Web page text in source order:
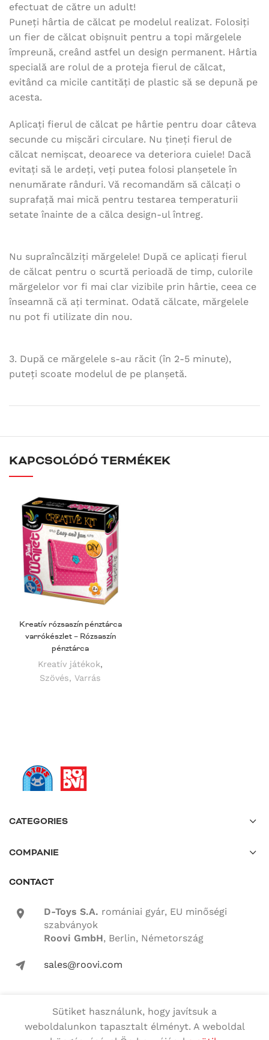
efectuat de către un adult!
Puneți hârtia de călcat pe modelul realizat. Folosiți
un fier de călcat obișnuit pentru a topi mărgelele
împreună, creând astfel un design permanent. Hârtia
specială are rolul de a proteja fierul de călcat,
evitând ca micile cantități de plastic să se depună pe
acesta.
Aplicați fierul de călcat pe hârtie pentru doar câteva
secunde cu mișcări circulare. Nu țineți fierul de
călcat nemișcat, deoarece va deteriora cuiele! Dacă
evitați să le ardeți, veți putea folosi planșetele în
nenumărate rânduri. Vă recomandăm să călcați o
suprafață mai mică pentru testarea temperaturii
setate înainte de a călca design-ul întreg.
Nu supraîncălziți mărgelele! După ce aplicați fierul
de călcat pentru o scurtă perioadă de timp, culorile
mărgelelor vor fi mai clar vizibile prin hârtie, ceea ce
înseamnă că ați terminat. Odată călcate, mărgelele
nu pot fi utilizate din nou.
3. După ce mărgelele s-au răcit (în 2-5 minute),
puteți scoate modelul de pe planșetă.
KAPCSOLÓDÓ TERMÉKEK
Kreatív rózsaszín pénztárca
varrókészlet – Rózsaszín
pénztárca
Kreatív játékok,
Szövés, Varrás
CATEGORIES
COMPANIE
CONTACT
location-icon D-Toys S.A. romániai gyár, EU minőségi
szabványok
Roovi GmbH, Berlin, Németország
mail-icon sales@roovi.com
Minden jog fenntartva
Sütiket használunk, hogy javítsuk a
weboldalunkon tapasztalt élményt. A weboldal